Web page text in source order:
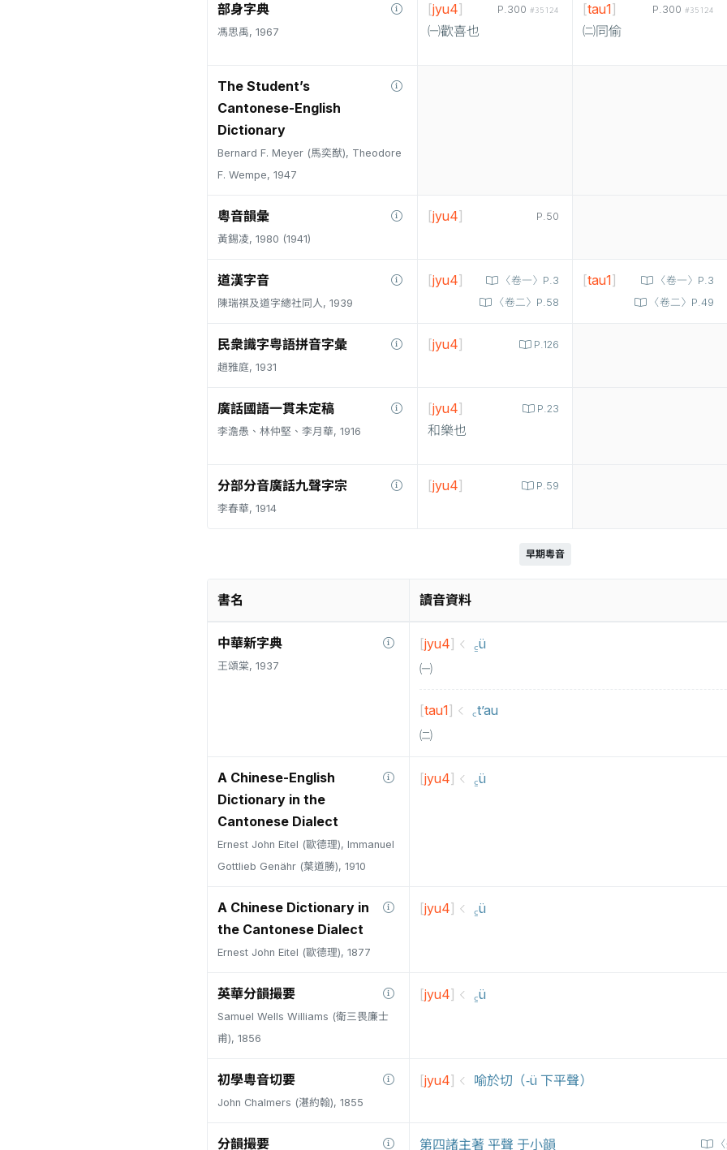
部身字典
馮思禹, 1967
P.300 #35124
[jyu4]
㈠歡喜也
P.300 #35124
[tau1]
㈡同偷
The Student’s
Cantonese-English
Dictionary
Bernard F. Meyer (馬奕猷), Theodore
F. Wempe, 1947
粵音韻彙
黃錫凌, 1980 (1941)
P.50
[jyu4]
道漢字音
陳瑞祺及道字總社同人, 1939
〈卷一〉P.3
〈卷二〉P.58
[jyu4]
〈卷一〉P.3
〈卷二〉P.49
[tau1]
民衆識字粤語拼音字彙
趙雅庭, 1931
P.126
[jyu4]
廣話國語一貫未定稿
李澹愚、林仲堅、李月華, 1916
P.23
[jyu4]
和樂也
分部分音廣話九聲字宗
李春華, 1914
P.59
[jyu4]
早期粵音
書名 讀音資料
中華新字典
王頌棠, 1937
[jyu4] ꜁ü
㈠
[tau1] ꜀t’au
㈡
A Chinese-English
Dictionary in the
Cantonese Dialect
Ernest John Eitel (歐德理), Immanuel
Gottlieb Genähr (葉道勝), 1910
[jyu4] ꜁ü
A Chinese Dictionary in
the Cantonese Dialect
Ernest John Eitel (歐德理), 1877
[jyu4] ꜁ü
英華分韻撮要
Samuel Wells Williams (衛三畏廉士
甫), 1856
[jyu4] ꜁ü
初學粵音切要
John Chalmers (湛約翰), 1855
[jyu4] 喻於切（-ü 下平聲）
分韻撮要 第四諸主著 平聲 于小韻